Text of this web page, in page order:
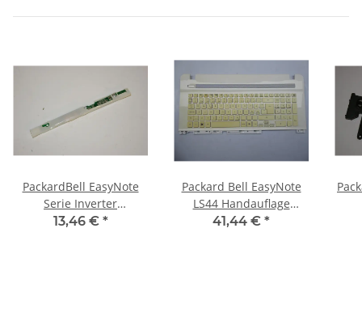
PackardBell EasyNote
Serie Inverter
316681300002-R0B
13,46 € *
Packard Bell EasyNote
LS44 Handauflage
Tastatur Nordic Layout
41,44 € *